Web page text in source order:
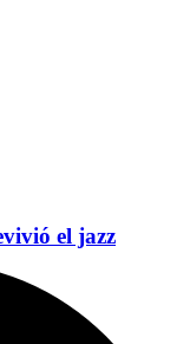
el jazz